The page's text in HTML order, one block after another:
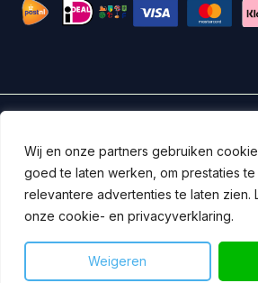
Wij en onze partners gebruiken
goed te laten werken, om prestaties te
relevantere advertenties te laten zien.
onze cookie- en privacyverklaring.
Weigeren
Copyright © 2026
Algemene Voorwaarden
Powered by DUIX